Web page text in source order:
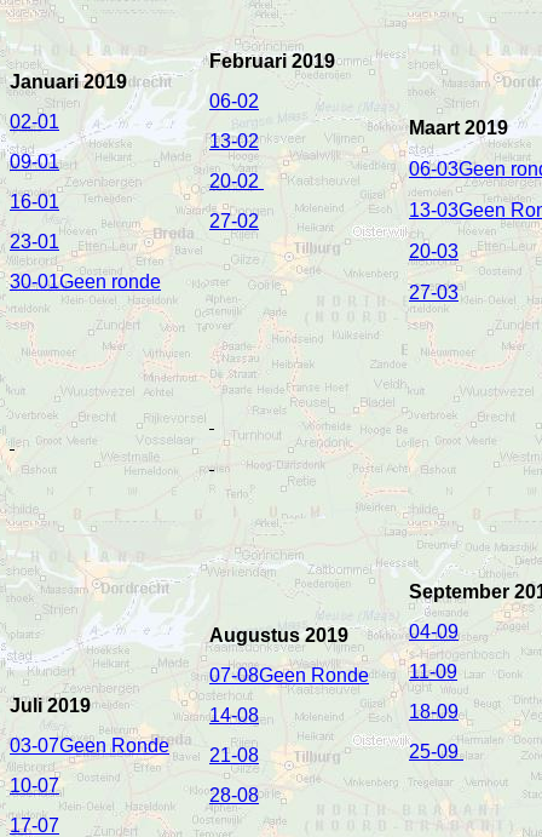
Januari 2019
02-01
09-01
16-01
23-01
30-01Geen ronde
Februari 2019
06-02
13-02
20-02
27-02
Maart 2019
06-03Geen
13-03Geen
20-03
27-03
Juli 2019
03-07Geen Ronde
10-07
17-07
Augustus 2019
07-08Geen Ronde
14-08
21-08
28-08
September
04-09
11-09
18-09
25-09